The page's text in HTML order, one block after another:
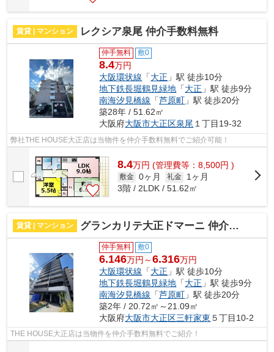
賃貸 | マンション レクシア泉尾 仲介手数料無料
仲手無料 敷0
8.4万円
大阪環状線 「大正 」駅 徒歩10分
地下鉄長堀鶴見緑地 「大正 」駅 徒歩9分
南海汐見橋線 「芦原町 」駅 徒歩20分
築28年 / 51.62㎡
大阪府大阪市大正区泉尾 １丁目19-32
弊社THE HOUSE大正店は当物件を仲介手数料無料でご紹介可能！
8.4万円 (管理費等：8,500円 )
敷金 0ヶ月 礼金
1ヶ月
3階 / 2LDK / 51.62㎡
賃貸 | マンション グランカリテ大正ドマーニ 仲介手数料無料
仲手無料 敷0
6.146万円～6.316万円
大阪環状線 「大正 」駅 徒歩10分
地下鉄長堀鶴見緑地 「大正 」駅 徒歩9分
南海汐見橋線 「芦原町 」駅 徒歩20分
築2年 / 20.72㎡～21.09㎡
大阪府大阪市大正区三軒家東 ５丁目10-2
THE HOUSE大正店は当物件を仲介手数料無料でご紹介！